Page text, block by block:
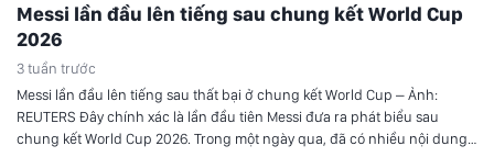
Messi lần đầu lên tiếng sau chung kết World Cup
2026
3 tuần trước
Messi lần đầu lên tiếng sau thất bại ở chung kết World Cup – Ảnh:
REUTERS Đây chính xác là lần đầu tiên Messi đưa ra phát biểu sau
chung kết World Cup 2026. Trong một ngày qua, đã có nhiều nội dung